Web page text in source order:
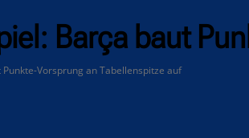
Barça baut
Vorsprung an Tabellenspitze auf